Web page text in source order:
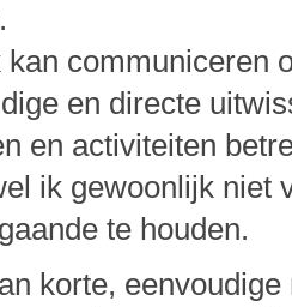
kan communiceren
en directe
en activiteiten
ik gewoonlijk niet
te houden.
korte,